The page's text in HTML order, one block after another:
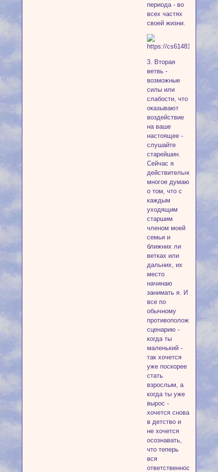
периода - во
всех частях
своей жизни.
3. Вторая
ветвь -
возможные
силы или
слабости, что
оказывают
воздействие
на ваше
настоящее -
слушайте
старейшин.
Сейчас я
действительно
многое думаю
о том, что с
каждым
уходящим
старшим
членом моей
семьи и
ближних ли
ветках или
дальних, их
место
начинаю
занимать я. И
все по
обычному
противоположному
сценарию -
когда ты
маленький -
так хочется
уже поскорее
стать
взрослым, а
когда ты уже
вырос -
хочется снова
в детство и
не хочется
осознавать,
что теперь
вся
ответственность